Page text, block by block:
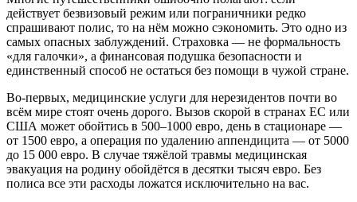
действует безвизовый режим или пограничники редко
спрашивают полис, то на нём можно сэкономить. Это одно из
самых опасных заблуждений. Страховка — не формальность
«для галочки», а финансовая подушка безопасности и
единственный способ не остаться без помощи в чужой стране.
Во-первых, медицинские услуги для нерезидентов почти во
всём мире стоят очень дорого. Вызов скорой в странах ЕС или
США может обойтись в 500–1000 евро, день в стационаре —
от 1500 евро, а операция по удалению аппендицита — от 5000
до 15 000 евро. В случае тяжёлой травмы медицинская
эвакуация на родину обойдётся в десятки тысяч евро. Без
полиса все эти расходы ложатся исключительно на вас.